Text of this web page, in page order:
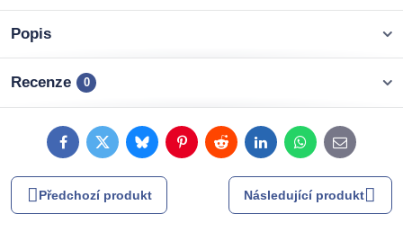
Popis
Recenze 0
FacebookTwitterBlueskyPinterestRedditLinkedInWhatsApp
E-
mail
Předchozí produkt Následující produkt